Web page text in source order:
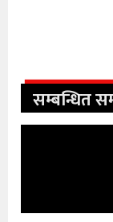
सम्बन्धित